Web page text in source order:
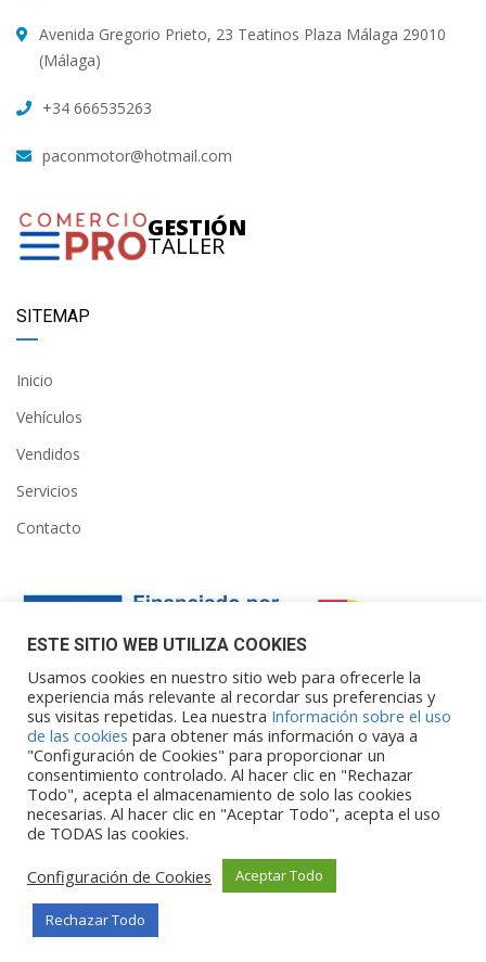
Avenida Gregorio Prieto, 23 Teatinos Plaza Málaga 29010
(Málaga)
+34 666535263
paconmotor@hotmail.com
GESTIÓN
TALLER
SITEMAP
Inicio
Vehículos
Vendidos
Servicios
Contacto
Financiado por la Unión Europea – NextGenerationEU. Sin
embargo, los puntos de vista y las
opiniones expresadas son únicamente los del autor o autores y
no reflejan necesariamente los de
la Unión Europea o la Comisión Europea. Ni la Unión Europea ni
la Comisión Europea pueden ser
consideradas responsables de las mismas.
ESTE SITIO WEB UTILIZA COOKIES
Usamos cookies en nuestro sitio web para ofrecerle la
experiencia más relevante al recordar sus preferencias y
sus visitas repetidas. Lea nuestra Información sobre el uso
de las cookies para obtener más información o vaya a
"Configuración de Cookies" para proporcionar un
consentimiento controlado. Al hacer clic en "Rechazar
Todo", acepta el almacenamiento de solo las cookies
necesarias. Al hacer clic en "Aceptar Todo", acepta el uso
de TODAS las cookies.
Configuración de Cookies
Aceptar Todo
Rechazar Todo